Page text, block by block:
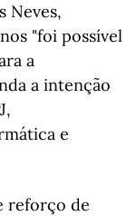
Neves,
"foi possível
a
a intenção
e
reforço de